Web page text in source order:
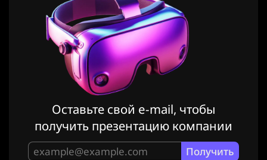
Оставьте свой e-mail, чтобы
получить презентацию компании